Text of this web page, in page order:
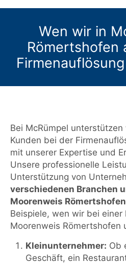
Wen wir in
Römertshofen
Bei McRümpel
Kunden bei der
mit unserer Expertise und
Unsere professionelle
Unterstützung von
verschiedenen Branchen
Moorenweis Römertshofen
Beispiele, wen wir bei einer
Moorenweis Römertshofen
Kleinunternehmer: Ob
Geschäft, ein